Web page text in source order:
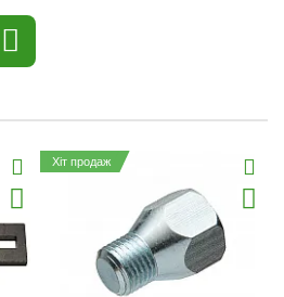
Хіт продаж